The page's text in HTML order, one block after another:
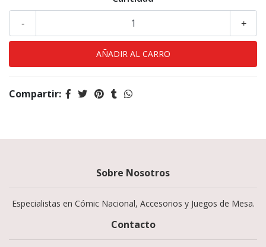
+
-
Compartir:
Sobre Nosotros
Especialistas en Cómic Nacional, Accesorios y Juegos de Mesa.
Contacto